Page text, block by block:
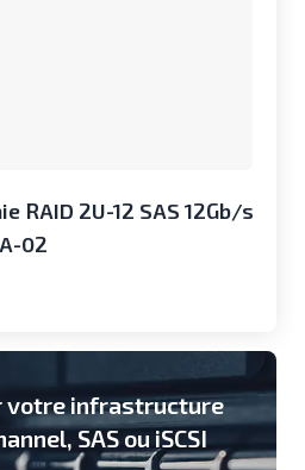
RAID 2U-12 SAS 12Gb/s
02
votre infrastructure
SAS ou iSCSI